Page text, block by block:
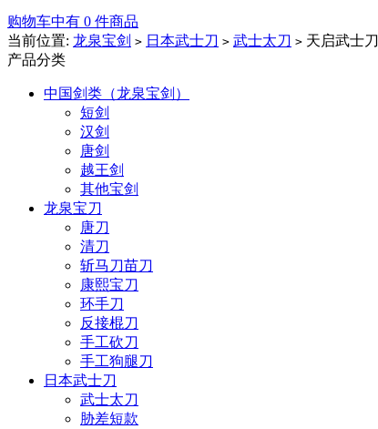
购物车中有 0 件商品
当前位置: 龙泉宝剑 > 日本武士刀 > 武士太刀 > 天启武士刀
产品分类
中国剑类（龙泉宝剑）
短剑
汉剑
唐剑
越王剑
其他宝剑
龙泉宝刀
唐刀
清刀
斩马刀苗刀
康熙宝刀
环手刀
反接棍刀
手工砍刀
手工狗腿刀
日本武士刀
武士太刀
胁差短款